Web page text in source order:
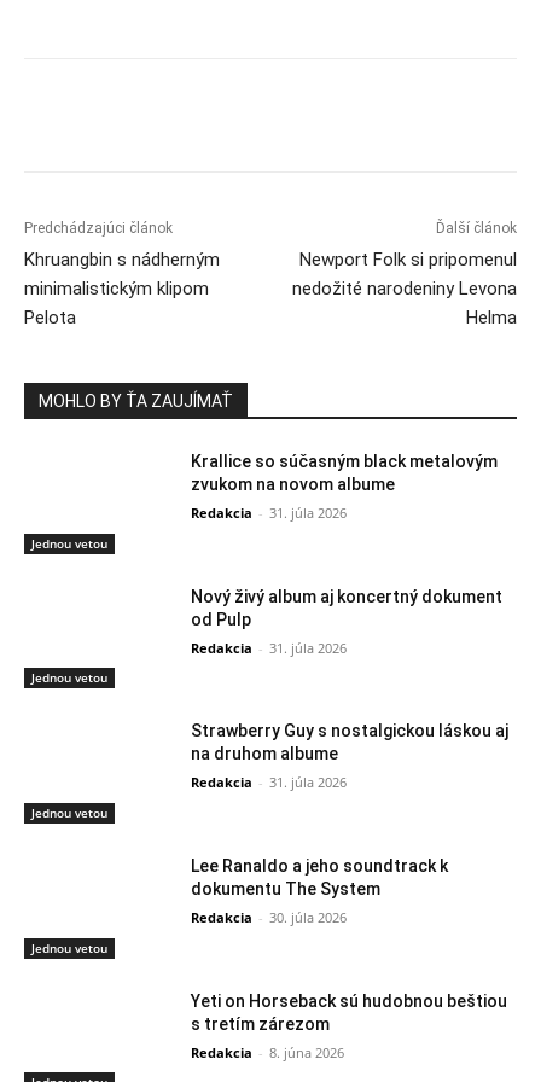
Predchádzajúci článok
Khruangbin s nádherným
minimalistickým klipom
Pelota
Ďalší článok
Newport Folk si pripomenul
nedožité narodeniny Levona
Helma
MOHLO BY ŤA ZAUJÍMAŤ
Jednou vetou
Krallice so súčasným black metalovým
zvukom na novom albume
Redakcia - 31. júla 2026
Jednou vetou
Nový živý album aj koncertný dokument
od Pulp
Redakcia - 31. júla 2026
Jednou vetou
Strawberry Guy s nostalgickou láskou aj
na druhom albume
Redakcia - 31. júla 2026
Jednou vetou
Lee Ranaldo a jeho soundtrack k
dokumentu The System
Redakcia - 30. júla 2026
Yeti on Horseback sú hudobnou beštiou
s tretím zárezom
Redakcia - 8. júna 2026